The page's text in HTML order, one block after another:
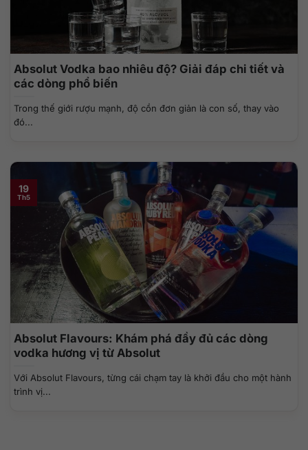
Absolut Vodka bao nhiêu độ? Giải đáp chi tiết và
các dòng phổ biến
Trong thế giới rượu mạnh, độ cồn đơn giản là con số, thay vào
đó...
Absolut Flavours: Khám phá đầy đủ các dòng
vodka hương vị từ Absolut
Với Absolut Flavours, từng cái chạm tay là khởi đầu cho một hành
trình vị...
19
Th5